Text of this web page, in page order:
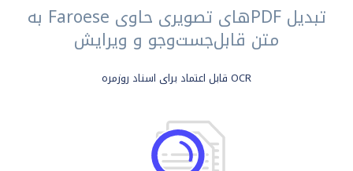
تبدیل PDFهای تصویری حاوی Faroese به
متن قابل‌جست‌وجو و ویرایش
OCR قابل اعتماد برای اسناد روزمره